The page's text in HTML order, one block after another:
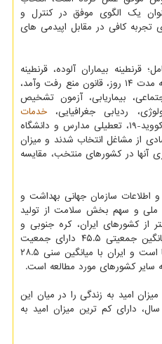
یک الگوی موفق در کنترل و
کافی در مقابل اپیدمی های
۱۵ شاخص شامل؛ قرنطینه بیماران آلوده، قرنطینه
وآمد،
بیماریابی، آزمون تشخیص
ردیابی جغرافیایی، خدمات
الکترونیکی، مجازات نقض قوانین کووید-۱۹، تعطیلی مدارس و دانشگاه
از مشاغل انتخاب شدند و میزان
آنها در کشورهای منتخب، مقایسه
اطلاعات سازمان جهانی بهداشت و
ملی و سهم بخش سلامت از تولید
از کشورهای ایران، کره جنوبی و
چین است. همینطور آلمان با میانگین جمعیتی ۴۵.۵ دارای جمعیت
مسن تری نسبت به سایر کشورها است و ایران با میانگین سنی ۲۸.۵
کشورهای مورد مطالعه است.
سال بالاترین میزان امید به زندگی را در میان این
کشور دارد و ایران با ۷۵.۵ سال، دارای کم ترین میزان امید به